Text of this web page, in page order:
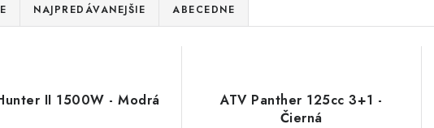
NAJPREDÁVANEJŠIE ABECEDNE
II 1500W - Modrá
ATV Panther 125cc 3+1 -
Čierná